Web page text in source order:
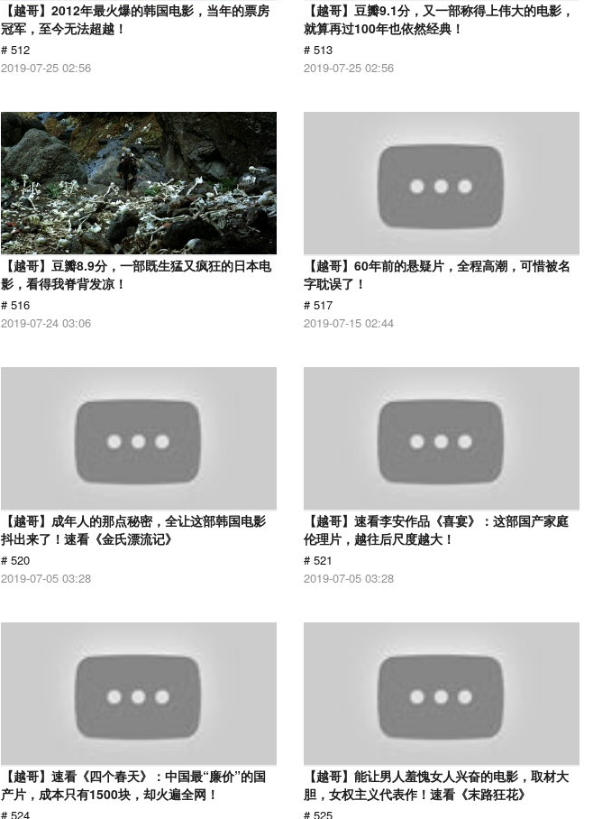
【越哥】2012年最火爆的韩国电影，当年的票房
冠军，至今无法超越！
# 512
2019-07-25 02:56
【越哥】豆瓣9.1分，又一部称得上伟大的电影，
就算再过100年也依然经典！
# 513
2019-07-25 02:56
【越哥】豆瓣8.9分，一部既生猛又疯狂的日本电
影，看得我脊背发凉！
# 516
2019-07-24 03:06
【越哥】60年前的悬疑片，全程高潮，可惜被名
字耽误了！
# 517
2019-07-15 02:44
【越哥】成年人的那点秘密，全让这部韩国电影
抖出来了！速看《金氏漂流记》
# 520
2019-07-05 03:28
【越哥】速看李安作品《喜宴》：这部国产家庭
伦理片，越往后尺度越大！
# 521
2019-07-05 03:28
【越哥】速看《四个春天》：中国最“廉价”的国
产片，成本只有1500块，却火遍全网！
# 524
【越哥】能让男人羞愧女人兴奋的电影，取材大
胆，女权主义代表作！速看《末路狂花》
# 525